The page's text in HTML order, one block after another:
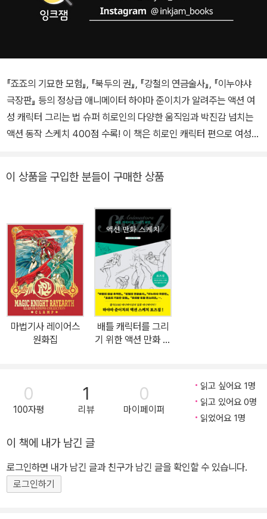
『죠죠의 기묘한 모험』, 『북두의 권』, 『강철의 연금술사』, 『이누야샤
극장판』 등의 정상급 애니메이터 하야마 준이치가 알려주는 액션 여
성 캐릭터 그리는 법 슈퍼 히로인의 다양한 움직임과 박진감 넘치는
액션 동작 스케치 400점 수록! 이 책은 히로인 캐릭터 편으로 여성
작을 그림으로 표현하는 것뿐만 아니라, 그 동작 중에서 파이팅 포즈
케치들을 담았으며 움직이는 중에 어떻게 사용하는지를 해설하고 있
습니다. 미리 모집해 받은 독자들의 일러스트들을 저자가 첨삭하며
알려주는 첨삭지도 코너도 있습니다. 실수를 보정하고 좀 더 정확하
고 적절하게 표현을 다듬을 수 있어 실력을 레벨 업 할 수 있습니다.
이 책에는 약 400여 개의 일러스트가 실려 있으므로, 이 그림들을 포
즈집으로 참고해서 모사해보거나, 크로키 연습, 트레이싱 연습 등을
하면서 그림을 더욱 생동감 있게 완성할 수 있습니다. - 『죠죠의 기묘
한 모험』, 『북두의 권』, 『강철의 연금술사』, 『이누야샤 극장판』 등의
박진감 넘치는 액션 동작 스케치 400점 수록! - 일련의 액션 동작을
그림으로 표현하는 방법과 포스터 등에도 사용할만한 판권 일러스트
용 스케치 게재 -독자들의 일러스트를 저자가 첨삭하며 알려주는 첨
업할 수 있는 포즈집!
이 상품을 구입한 분들이 구매한 상품
마법기사 레이어스
원화집
배틀 캐릭터를 그리
기 위한 액션 만화 스
0
100자평
1
리뷰
0
마이페이퍼
읽고 싶어요 1명
읽고 있어요 0명
읽었어요 1명
이 책에 내가 남긴 글
로그인하면 내가 남긴 글과 친구가 남긴 글을 확인할 수 있습니다.
로그인하기